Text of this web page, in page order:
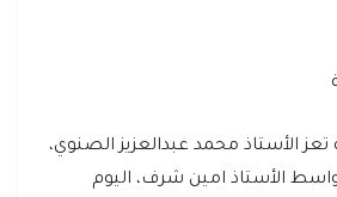
الأستاذ محمد عبدالعزيز الصنوي،
الأستاذ امين شرف، اليوم